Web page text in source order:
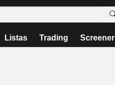
Listas Trading